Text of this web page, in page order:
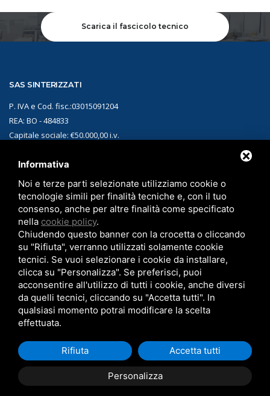
Scarica il fascicolo tecnico
SAS SINTERIZZATI
P. IVA e Cod. fisc.:03015091204
REA: BO - 484833
Capitale sociale: €50.000,00 i.v.
CONTATTI
Sede:Via Matteotti, 1 40010 Sala Bolognese (BO)
Telefono:+39 051.829312
Email: sales-sint@sassinterizzati.com
legali
Informativa
Noi e terze parti selezionate utilizziamo cookie o
tecnologie simili per finalità tecniche e, con il tuo
consenso, anche per altre finalità come specificato
nella cookie policy.
Chiudendo questo banner con la crocetta o cliccando
su "Rifiuta", verranno utilizzati solamente cookie
tecnici. Se vuoi selezionare i cookie da installare,
clicca su "Personalizza". Se preferisci, puoi
acconsentire all'utilizzo di tutti i cookie, anche diversi
da quelli tecnici, cliccando su "Accetta tutti". In
qualsiasi momento potrai modificare la scelta
effettuata.
Personalizza
Rifiuta Accetta tutti